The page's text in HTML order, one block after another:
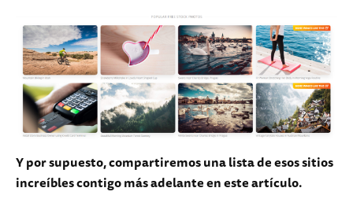
Y por supuesto, compartiremos una lista de esos sitios
increíbles contigo más adelante en este artículo.